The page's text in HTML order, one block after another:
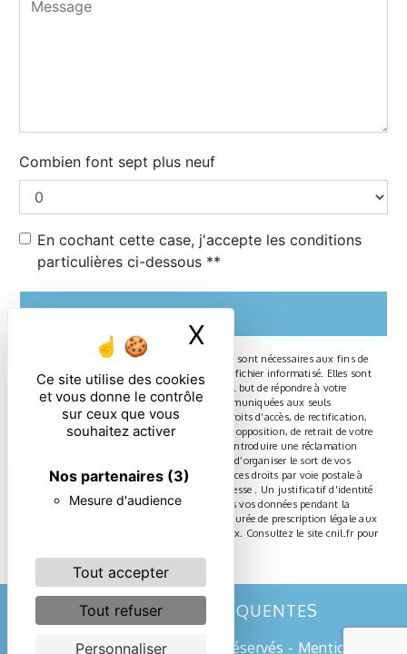
Ce site utilise des cookies
et vous donne le contrôle
sur ceux que vous
souhaitez activer
Nos partenaires (3)
Mesure d'audience
Tout accepter
Tout refuser
Personnaliser
X Masquer le
Combien font sept plus neuf
En cochant cette case, j'accepte les conditions
particulières ci-dessous **
ENVOYER
** Les données personnelles communiquées sont nécessaires aux fins de
vous contacter et sont enregistrées dans un fichier informatisé. Elles sont
destinées à et ses sous-traitants dans le seul but de répondre à votre
message. Les données collectées seront communiquées aux seuls
destinataires suivants: . Vous disposez de droits d’accès, de rectification,
d’effacement, de portabilité, de limitation, d’opposition, de retrait de votre
consentement à tout moment et du droit d’introduire une réclamation
auprès d’une autorité de contrôle, ainsi que d’organiser le sort de vos
données post-mortem. Vous pouvez exercer ces droits par voie postale à
l'adresse ou par courrier électronique à l'adresse . Un justificatif d'identité
pourra vous être demandé. Nous conservons vos données pendant la
période de prise de contact puis pendant la durée de prescription légale aux
fins probatoires et de gestion des contentieux. Consultez le site cnil.fr pour
RECHERCHES FRÉQUENTES
Vistalid- 2026 - Tous droits réservés - Mentions